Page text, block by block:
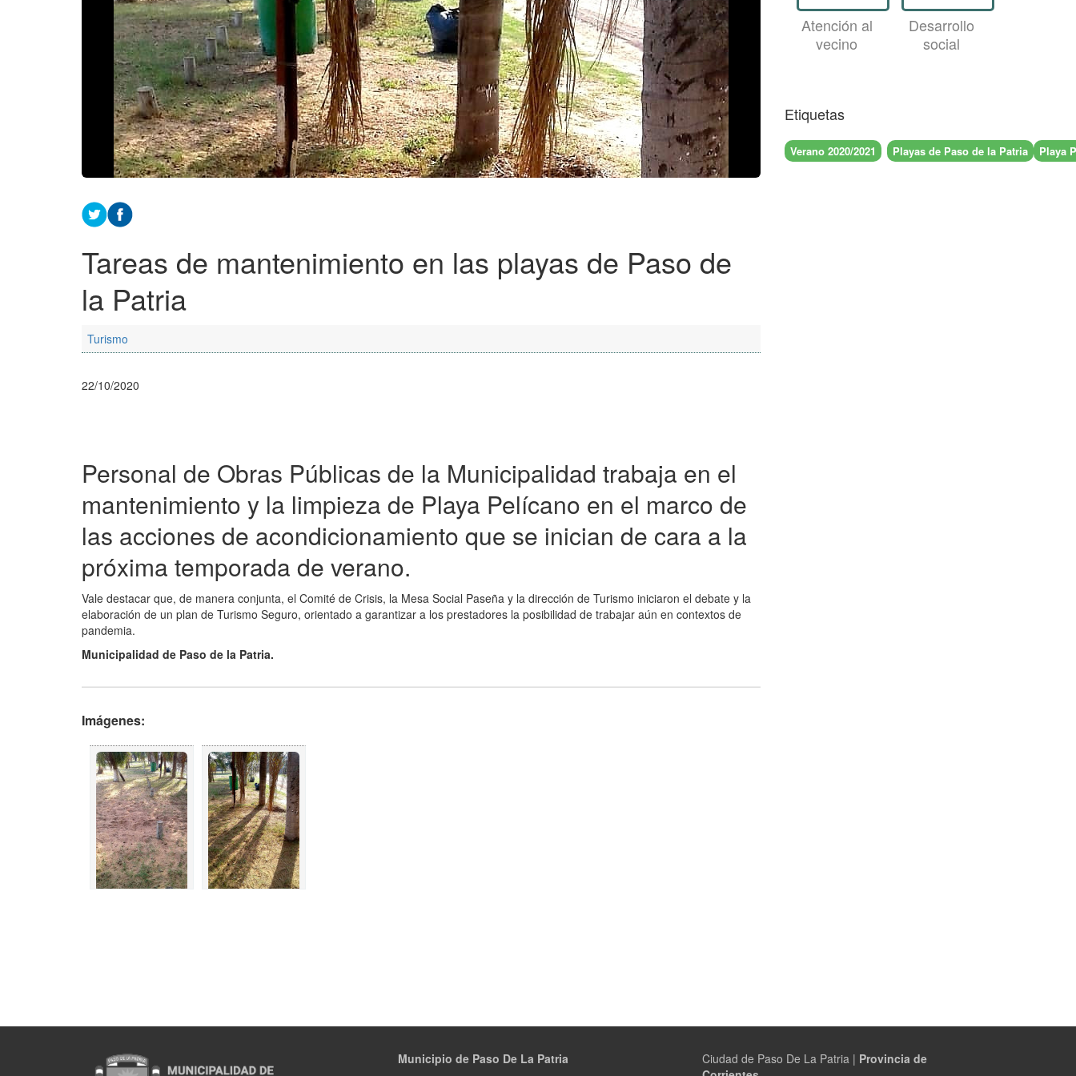
Tareas de mantenimiento en las playas de Paso de
la Patria
Turismo
22/10/2020
Personal de Obras Públicas de la Municipalidad trabaja en el
mantenimiento y la limpieza de Playa Pelícano en el marco de
las acciones de acondicionamiento que se inician de cara a la
próxima temporada de verano.
Vale destacar que, de manera conjunta, el Comité de Crisis, la Mesa Social Paseña y la dirección de Turismo iniciaron el debate y la
elaboración de un plan de Turismo Seguro, orientado a garantizar a los prestadores la posibilidad de trabajar aún en contextos de
pandemia.
Municipalidad de Paso de la Patria.
Imágenes:
Atención al
vecino
Desarrollo
social
Etiquetas
Verano 2020/2021 Playas de Paso de la Patria Playa
Municipio de Paso De La Patria
Ciudad de Paso De La Patria | Provincia de